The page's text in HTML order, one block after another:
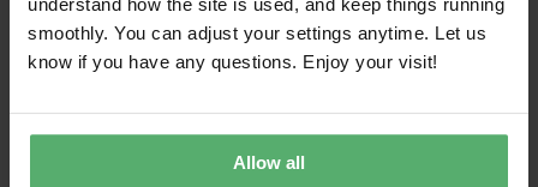
smoothly. You can adjust your settings anytime. Let us
know if you have any questions. Enjoy your visit!
Allow all